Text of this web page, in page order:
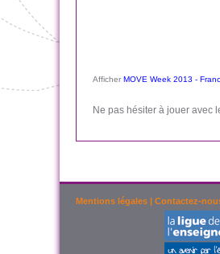
Afficher MOVE Week 2013 -
Ne pas hésiter à jouer avec
Mentions légales | Contactez-